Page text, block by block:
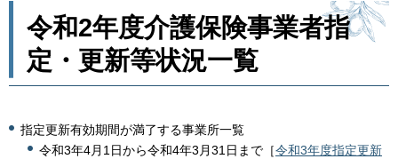
令和2年度介護保険事業者指
定・更新等状況一覧
指定更新有効期間が満了する事業所一覧
令和3年4月1日から令和4年3月31日まで［令和3年度指定更新